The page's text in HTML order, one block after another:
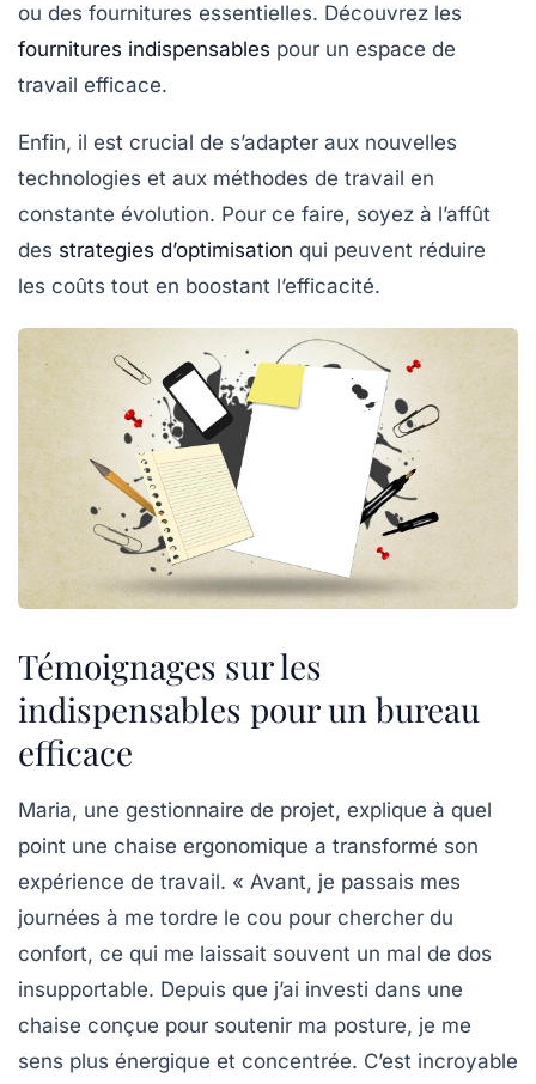
ou des fournitures essentielles. Découvrez les
fournitures indispensables pour un espace de
travail efficace.
Enfin, il est crucial de s’adapter aux nouvelles
technologies et aux méthodes de travail en
constante évolution. Pour ce faire, soyez à l’affût
des strategies d’optimisation qui peuvent réduire
les coûts tout en boostant l’efficacité.
Témoignages sur les
indispensables pour un bureau
efficace
Maria, une gestionnaire de projet, explique à quel
point une chaise ergonomique a transformé son
expérience de travail. « Avant, je passais mes
journées à me tordre le cou pour chercher du
confort, ce qui me laissait souvent un mal de dos
insupportable. Depuis que j’ai investi dans une
chaise conçue pour soutenir ma posture, je me
sens plus énergique et concentrée. C’est incroyable